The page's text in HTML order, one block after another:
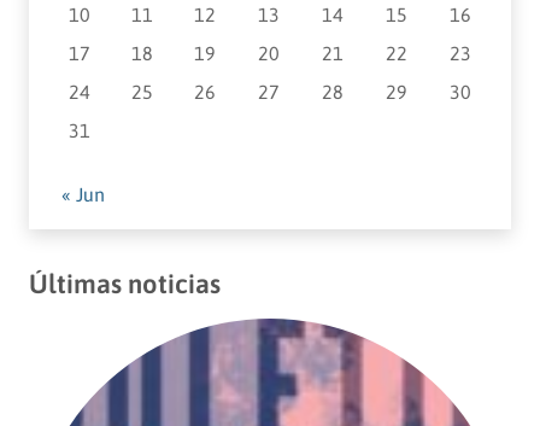
10 11 12 13 14 15
16
17
18 19 20 21 22
23
24
25 26 27 28 29
30
31
« Jun
Últimas noticias